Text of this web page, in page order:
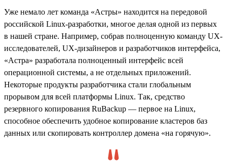
Уже немало лет команда «Астры» находится на передовой
российской Linux-разработки, многое делая одной из первых
в нашей стране. Например, собрав полноценную команду UX-
исследователей, UX-дизайнеров и разработчиков интерфейса,
«Астра» разработала полноценный интерфейс всей
операционной системы, а не отдельных приложений.
Некоторые продукты разработчика стали глобальным
прорывом для всей платформы Linux. Так, средство
резервного копирования RuBackup — первое на Linux,
способное обеспечить удобное копирование кластеров баз
данных или скопировать контроллер домена «на горячую».